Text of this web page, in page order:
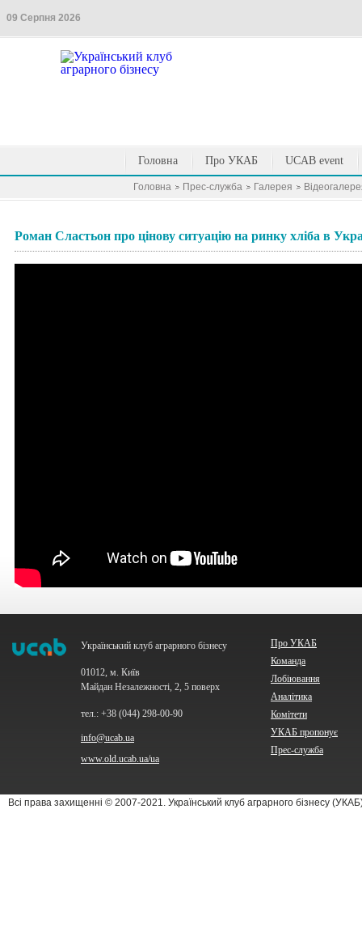
09 Серпня 2026
Головна Про УКАБ UCAB event
Головна Прес-служба Галерея
Роман Сластьон про цінову ситуацію на ринку хліба в
Український клуб аграрного бізнесу
01012, м. Київ
Майдан Незалежності, 2, 5 поверх
тел.: +38 (044) 298-00-90
info@ucab.ua
www.old.ucab.ua/ua
Про УКАБ
Команда
Лобіювання
Аналітика
Комітети
УКАБ пропонує
Прес-служба
Всі права захищенні © 2007-2021. Український клуб аграрного бізнесу